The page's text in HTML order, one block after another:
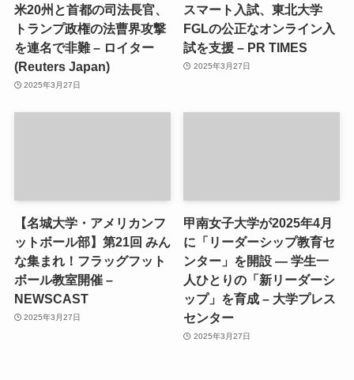
米20州と首都の司法長官、
トランプ政権の法曹界攻撃
を連名で非難 – ロイター
(Reuters Japan)
2025年3月27日
スマート入試、東北大学
FGLの公正なオンライン入
試を支援 – PR TIMES
2025年3月27日
【名城大学・アメリカンフ
ットボール部】第21回 みん
な集まれ！フラッグフット
ボール教室開催 –
NEWSCAST
2025年3月27日
甲南女子大学が2025年4月
に「リーダーシップ教育セ
ンター」を開設 ― 学生一
人ひとりの「新リーダーシ
ップ」を育成 – 大学プレス
センター
2025年3月27日